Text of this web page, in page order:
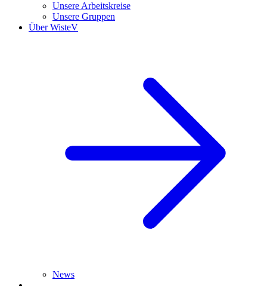
Unsere Arbeitskreise
Unsere Gruppen
Über WisteV
News